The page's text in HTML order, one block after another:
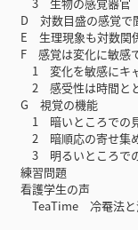
D 対数目盛の感覚で
E 生理現象も対数関
F 感覚は変化に敏感
1 変化を敏感にキ
2 感受性は時間と
G 視覚の機能
1 暗いところでの
2 暗順応の寄せ集
3 明るいところで
練習問題
看護学生の声
TeaTime 冷罨法と